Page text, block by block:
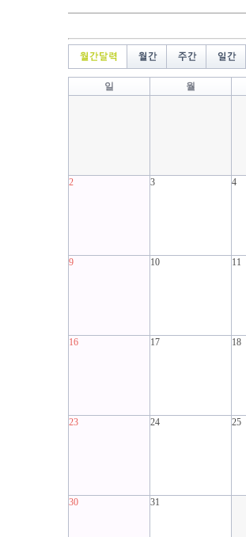
일 월
2 3 4
9 10 11
16 17 18
23 24 25
30 31